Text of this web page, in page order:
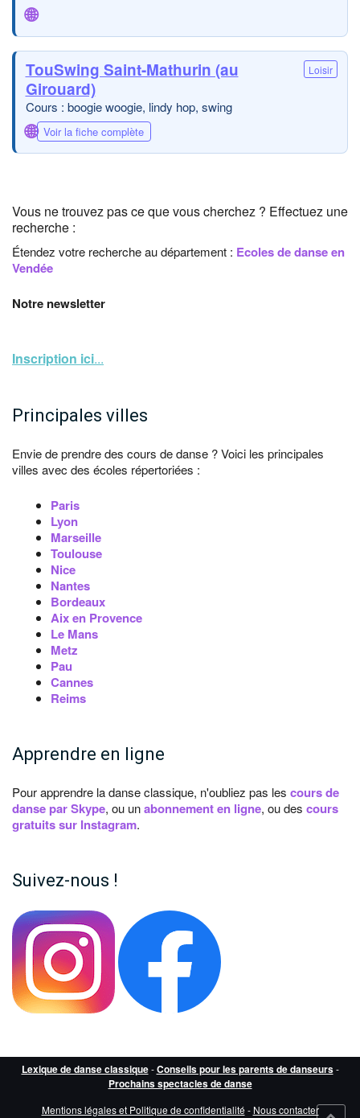
🌐
TouSwing Saint-Mathurin (au
Girouard)
Loisir
Cours : boogie woogie, lindy hop, swing
🌐 Voir la fiche complète
Vous ne trouvez pas ce que vous cherchez ? Effectuez une
recherche :
Étendez votre recherche au département : Ecoles de danse en
Vendée
Notre newsletter
Inscription ici...
Principales villes
Envie de prendre des cours de danse ? Voici les principales
villes avec des écoles répertoriées :
Paris
Lyon
Marseille
Toulouse
Nice
Nantes
Bordeaux
Aix en Provence
Le Mans
Metz
Pau
Cannes
Reims
Apprendre en ligne
Pour apprendre la danse classique, n'oubliez pas les cours de
danse par Skype, ou unabonnement en ligne, ou des cours
gratuits sur Instagram.
Suivez-nous !
Lexique de danse classique-Conseils pour les parents de danseurs-
Prochains spectacles de danse
Mentions légales et Politique de confidentialité - Nous contacter